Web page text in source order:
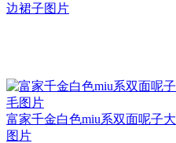
边裙子图片
富家千金白色miu系双面呢子
图片